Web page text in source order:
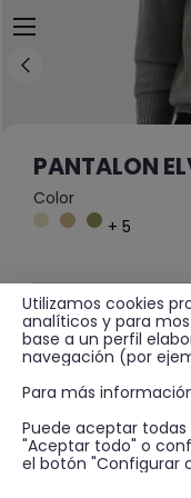
PANTALON
Color
+ 5
MÁS
Utilizamos cookies
analíticos y para
base a un perfil
navegación (por
Para más
Puede aceptar
"Aceptar todo" o
el botón "Configurar